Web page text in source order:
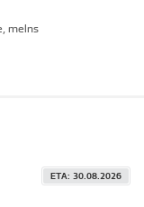
melns
ETA: 30.08.2026